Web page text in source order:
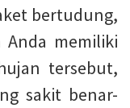
bertudung,
memiliki
tersebut,
sakit benar-